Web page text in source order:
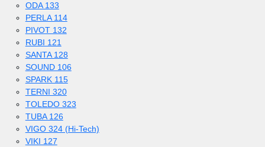
ODA 133
PERLA 114
PIVOT 132
RUBI 121
SANTA 128
SOUND 106
SPARK 115
TERNI 320
TOLEDO 323
TUBA 126
VIGO 324 (Hi-Tech)
VIKI 127